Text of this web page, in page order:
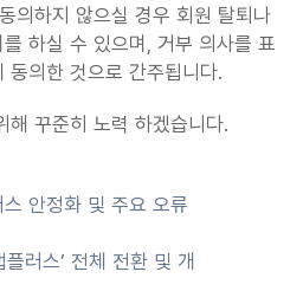
의하지 않으실 경우 회원 탈퇴나
하실 수 있으며, 거부 의사를 표
동의한 것으로 간주됩니다.
꾸준히 노력 하겠습니다.
안정화 및 주요 오류
러스’ 전체 전환 및 개